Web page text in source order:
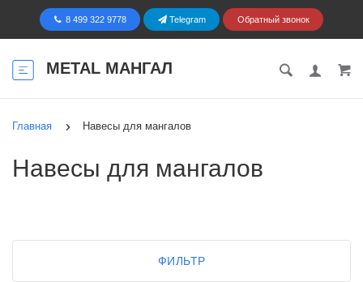
8 499 322 9778 Telegram Обратный звонок
METAL МАНГАЛ
Главная Навесы для мангалов
Навесы для мангалов
ФИЛЬТР